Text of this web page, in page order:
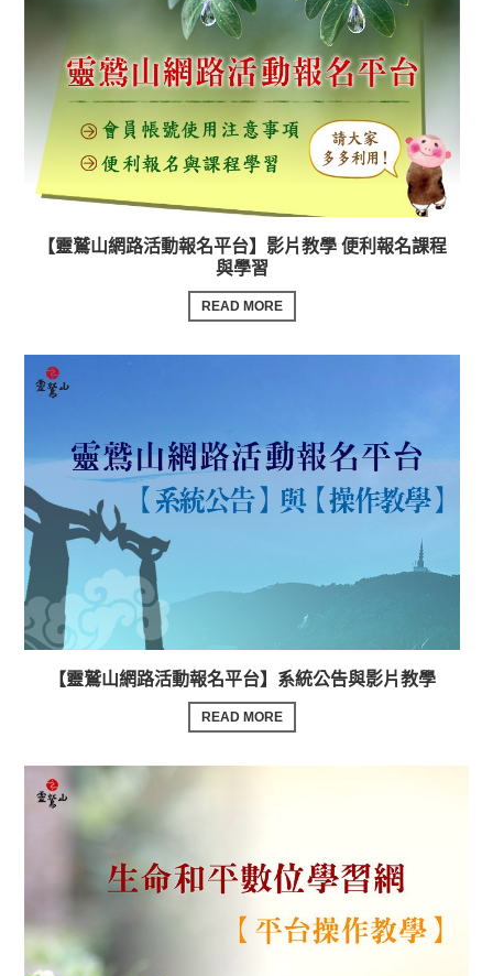
【靈鷲山網路活動報名平台】影片教學 便利報名課程
與學習
READ MORE
【靈鷲山網路活動報名平台】系統公告與影片教學
READ MORE